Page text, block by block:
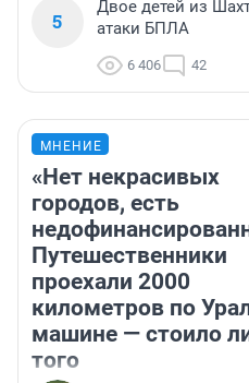
5
Двое детей из
атаки БПЛА
6 406 42
МНЕНИЕ
«Нет некрасивых
городов, есть
Путешественники
проехали 2000
километров по
машине — стоило
того